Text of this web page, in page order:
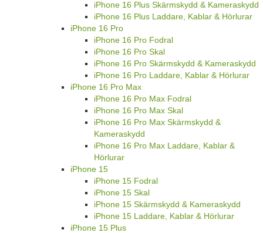
iPhone 16 Plus Skärmskydd & Kameraskydd
iPhone 16 Plus Laddare, Kablar & Hörlurar
iPhone 16 Pro
iPhone 16 Pro Fodral
iPhone 16 Pro Skal
iPhone 16 Pro Skärmskydd & Kameraskydd
iPhone 16 Pro Laddare, Kablar & Hörlurar
iPhone 16 Pro Max
iPhone 16 Pro Max Fodral
iPhone 16 Pro Max Skal
iPhone 16 Pro Max Skärmskydd &
Kameraskydd
iPhone 16 Pro Max Laddare, Kablar &
Hörlurar
iPhone 15
iPhone 15 Fodral
iPhone 15 Skal
iPhone 15 Skärmskydd & Kameraskydd
iPhone 15 Laddare, Kablar & Hörlurar
iPhone 15 Plus